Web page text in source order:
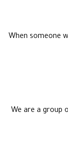
When someone
We are a group